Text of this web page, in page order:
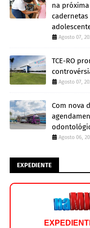
na
Agosto 07,
TCE-RO
Agosto 07,
Com nova
Agosto 06,
EXPEDIENTE